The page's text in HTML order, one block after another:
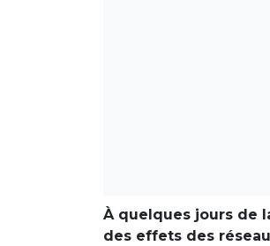
À quelques jours de
des effets des